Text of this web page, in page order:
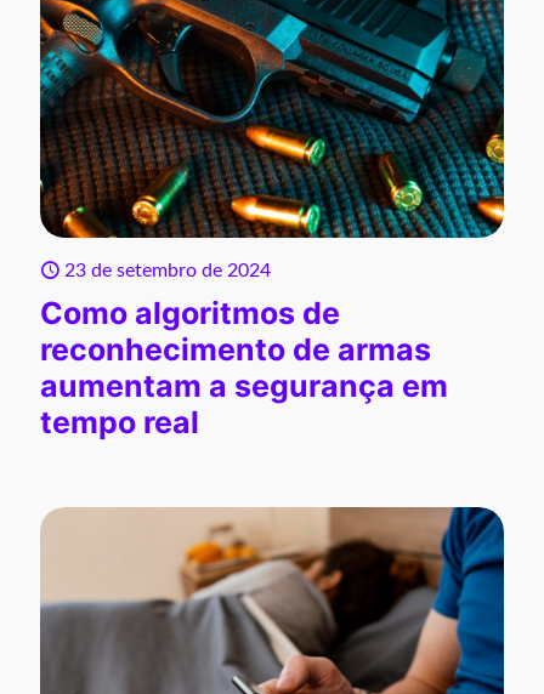
23 de setembro de 2024
Como algoritmos de
reconhecimento de armas
aumentam a segurança em
tempo real